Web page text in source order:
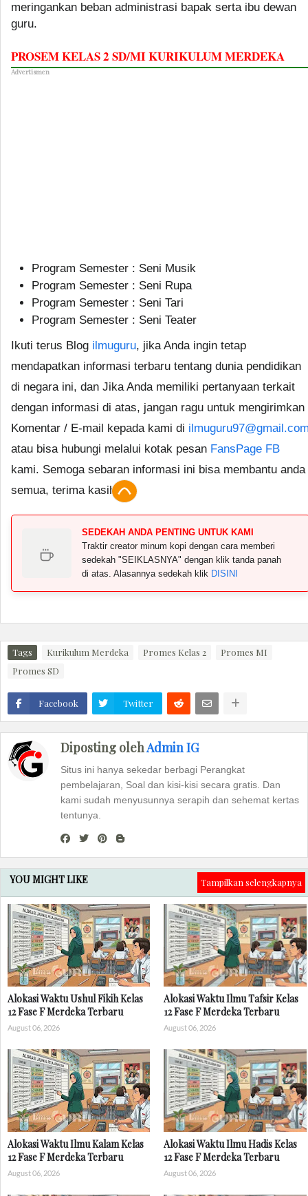
meringankan beban administrasi bapak serta ibu dewan
guru.
PROSEM KELAS 2 SD/MI KURIKULUM MERDEKA
Advertismen
Program Semester : Seni Musik
Program Semester : Seni Rupa
Program Semester : Seni Tari
Program Semester : Seni Teater
Ikuti terus Blog ilmuguru, jika Anda ingin tetap
mendapatkan informasi terbaru tentang dunia pendidikan
di negara ini, dan Jika Anda memiliki pertanyaan terkait
dengan informasi di atas, jangan ragu untuk mengirimkan
Komentar / E-mail kepada kami di
atau bisa hubungi melalui kotak pesan FansPage FB
kami. Semoga sebaran informasi ini bisa membantu anda
semua, terima kasih.
SEDEKAH ANDA PENTING UNTUK KAMI
Traktir creator minum kopi dengan cara memberi
sedekah "SEIKLASNYA" dengan klik tanda panah
di atas. Alasannya sedekah klik DISINI
Tags Kurikulum Merdeka Promes Kelas 2
Promes MI
Promes SD
Facebook Twitter
Diposting olehAdmin IG
Situs ini hanya sekedar berbagi Perangkat
pembelajaran, Soal dan kisi-kisi secara gratis. Dan
kami sudah menyusunnya serapih dan sehemat kertas
tentunya.
YOU MIGHT LIKE Tampilkan selengkapnya
Alokasi Waktu Ushul Fikih Kelas
12 Fase F Merdeka Terbaru
August 06, 2026
Alokasi Waktu Ilmu Tafsir Kelas
12 Fase F Merdeka Terbaru
August 06, 2026
Alokasi Waktu Ilmu Kalam Kelas
12 Fase F Merdeka Terbaru
August 06, 2026
Alokasi Waktu Ilmu Hadis Kelas
12 Fase F Merdeka Terbaru
August 06, 2026